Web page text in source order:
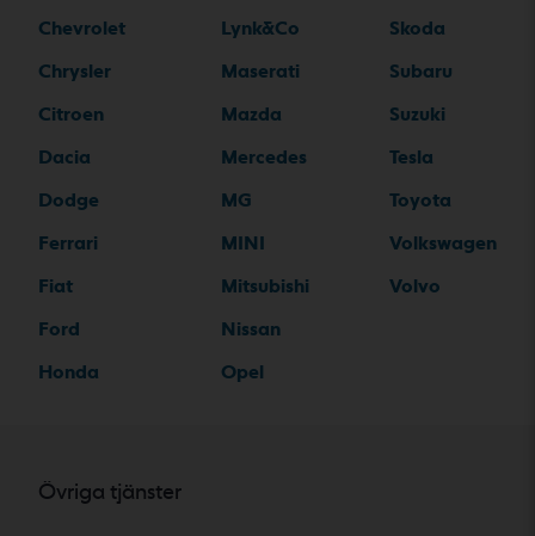
Chevrolet
Chrysler
Citroen
Dacia
Dodge
Ferrari
Fiat
Ford
Honda
Lynk&Co
Maserati
Mazda
Mercedes
MG
MINI
Mitsubishi
Nissan
Opel
Skoda
Subaru
Suzuki
Tesla
Toyota
Volkswagen
Volvo
Övriga tjänster